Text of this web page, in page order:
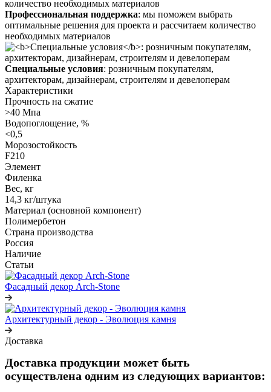
Профессиональная поддержка: мы поможем выбрать
оптимальные решения для проекта и рассчитаем количество
необходимых материалов
Специальные условия: розничным покупателям,
архитекторам, дизайнерам, строителям и девелоперам
Характеристики
Прочность на сжатие
>40 Мпа
Водопоглощение, %
<0,5
Морозостойкость
F210
Элемент
Филенка
Вес, кг
14,3 кг/штука
Материал (основной компонент)
Полимербетон
Страна производства
Россия
Наличие
Статьи
Фасадный декор Arch-Stone
Архитектурный декор - Эволюция камня
Доставка
Доставка продукции может быть
осуществлена одним из следующих вариантов: